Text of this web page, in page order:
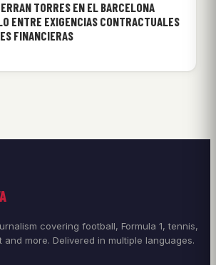
TORRES EN EL BARCELONA
ENTRE EXIGENCIAS CONTRACTUALES
FINANCIERAS
covering football, Formula 1, tennis,
and more. Delivered in multiple languages.